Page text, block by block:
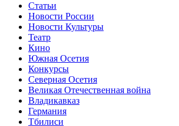
Статьи
Новости России
Новости Культуры
Театр
Кино
Южная Осетия
Конкурсы
Северная Осетия
Великая Отечественная война
Владикавказ
Германия
Тбилиси